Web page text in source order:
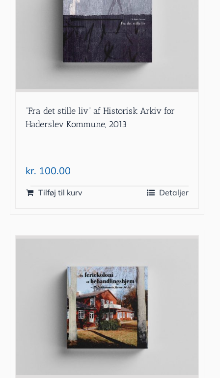
”Fra det stille liv” af Historisk Arkiv for
Haderslev Kommune, 2013
kr. 100.00
Tilføj til kurv Detaljer